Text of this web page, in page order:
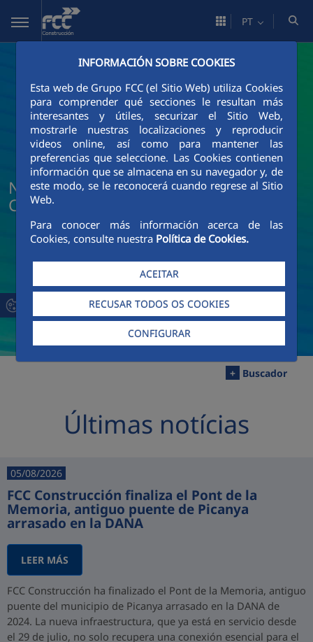
Pular para o Conteúdo principal
INFORMACIÓN SOBRE COOKIES
Esta web de Grupo FCC (el Sitio Web) utiliza Cookies
para comprender qué secciones le resultan más
interesantes y útiles, securizar el Sitio Web,
mostrarle nuestras localizaciones y reproducir
videos online, así como para mantener las
preferencias que seleccione. Las Cookies contienen
información que se almacena en su navegador y, de
este modo, se le reconocerá cuando regrese al Sitio
Web.
Para conocer más información acerca de las
Cookies, consulte nuestra Política de Cookies.
ACEITAR
RECUSAR TODOS OS COOKIES
CONFIGURAR
PT
Notícias e atualidade da FCC
Construcción
+ Buscador
Últimas notícias
05/08/2026
FCC Construcción finaliza el Pont de la
Memoria, antiguo puente de Picanya
arrasado en la DANA
LEER MÁS
FCC Construcción ha finalizado el Pont de la Memoria, antiguo
puente del municipio de Picanya arrasado en la DANA de
2024. La nueva infraestructura, que ya está en servicio desde
el 29 de julio, no solo recupera una conexión esencial para el